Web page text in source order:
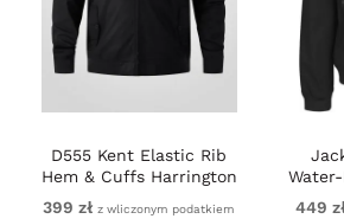
D555 Kent Elastic Rib
Hem & Cuffs Harrington
Jacket Black
399 zł z wliczonym podatkiem
449